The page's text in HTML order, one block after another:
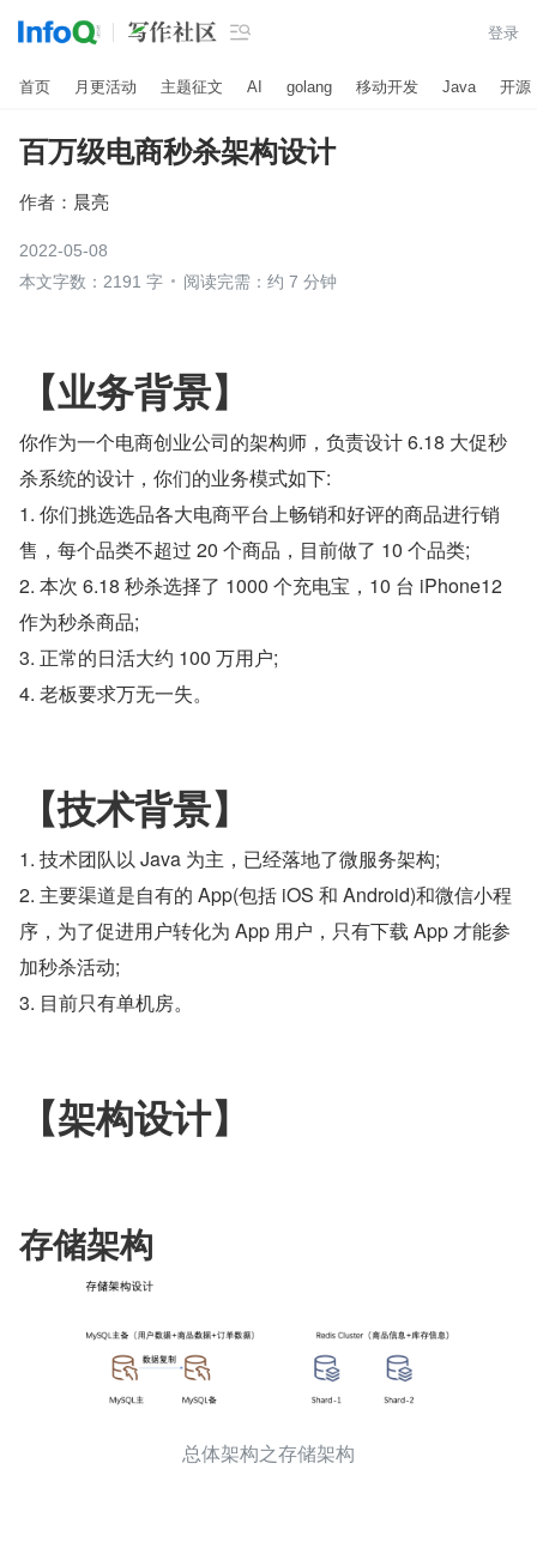
 登录
首页 月更活动 主题征文 AI golang 移动开发 Java 开源
百万级电商秒杀架构设计
作者： 晨亮
2022-05-08
本文字数：2191 字
阅读完需：约 7 分钟
【业务背景】
你作为一个电商创业公司的架构师，负责设计 6.18 大促秒
杀系统的设计，你们的业务模式如下:
1. 你们挑选选品各大电商平台上畅销和好评的商品进行销
售，每个品类不超过 20 个商品，目前做了 10 个品类;
2. 本次 6.18 秒杀选择了 1000 个充电宝，10 台 iPhone12
作为秒杀商品;
3. 正常的日活大约 100 万用户;
4. 老板要求万无一失。
【技术背景】
1. 技术团队以 Java 为主，已经落地了微服务架构;
2. 主要渠道是自有的 App(包括 iOS 和 Android)和微信小程
序，为了促进用户转化为 App 用户，只有下载 App 才能参
加秒杀活动;
3. 目前只有单机房。
【架构设计】
存储架构
总体架构之存储架构